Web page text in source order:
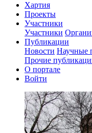
Хартия
Проекты
Участники
Участники
Публикации
Новости Научные
Прочие
О портале
Войти